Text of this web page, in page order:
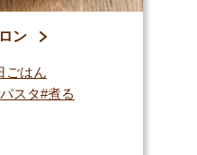
ン
ごはん
パスタ 煮る